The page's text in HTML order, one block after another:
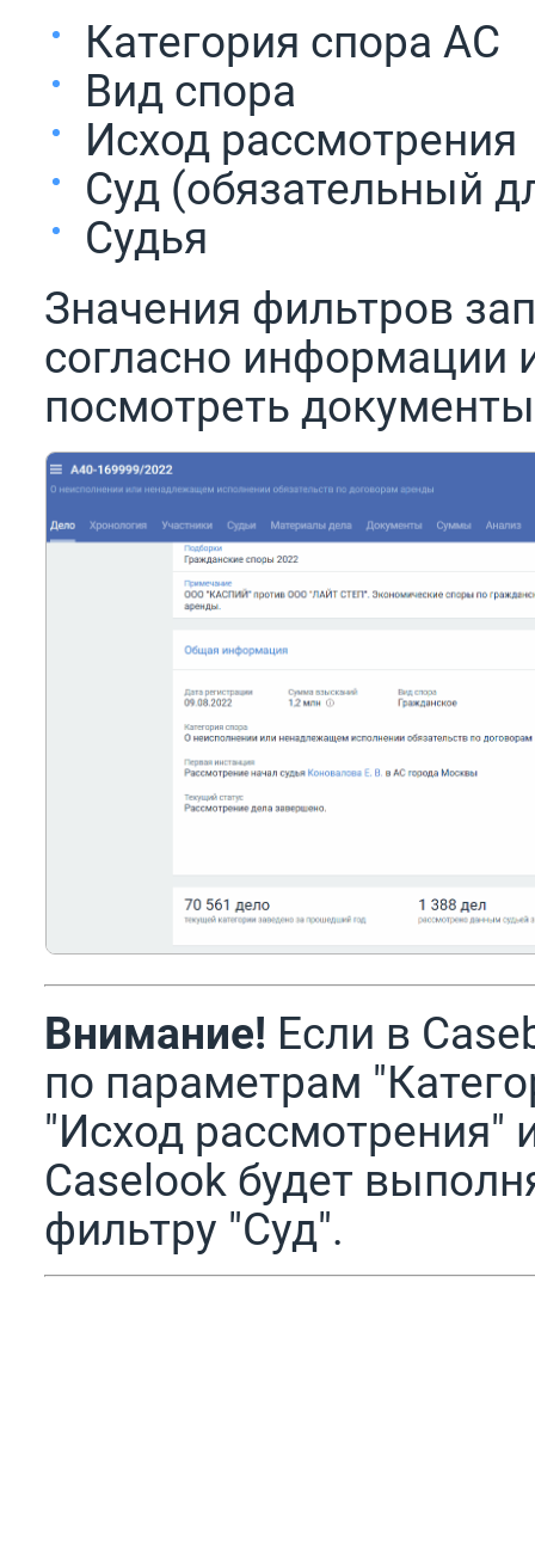
Категория спора АС
Вид спора
Исход рассмотрения
Суд (обязательный
Судья
Значения фильтров
согласно информации
посмотреть
Внимание! Если в
по параметрам
"Исход рассмотрения"
Caselook будет
фильтру "Суд".